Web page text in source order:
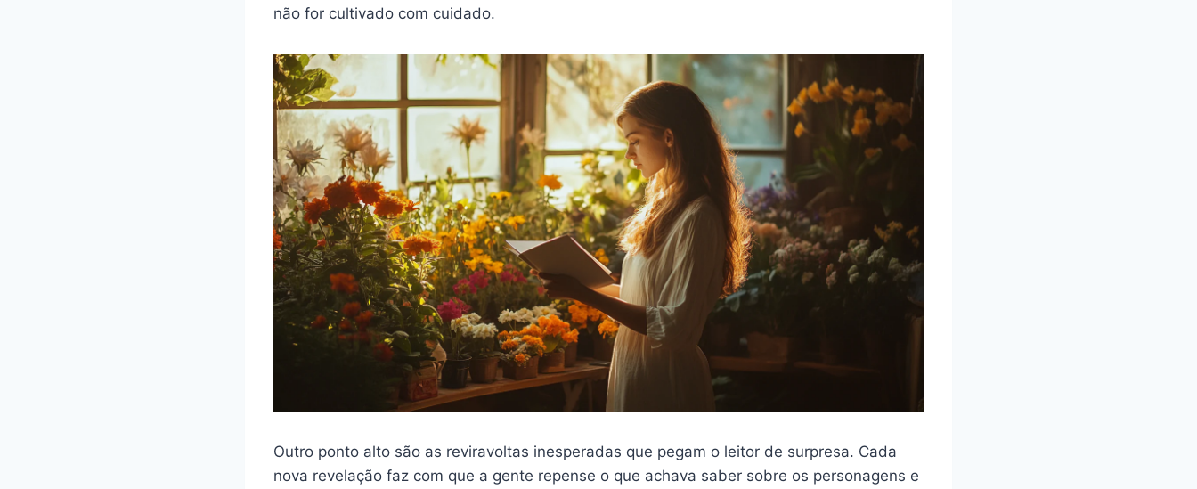
não for cultivado com cuidado.
Outro ponto alto são as reviravoltas inesperadas que pegam o leitor de surpresa. Cada
nova revelação faz com que a gente repense o que achava saber sobre os personagens e